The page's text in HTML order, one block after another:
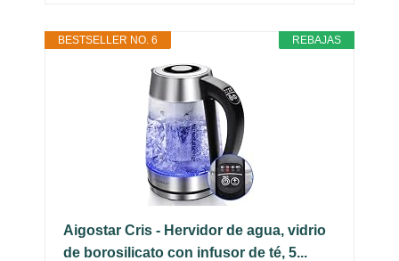
REBAJAS
BESTSELLER NO. 6
Aigostar Cris - Hervidor de agua, vidrio
de borosilicato con infusor de té, 5...